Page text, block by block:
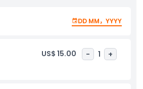
这个在法兰西首都融合自然、遗产和教育
DD MM，YYYY
US$ 15.00 - 1 +